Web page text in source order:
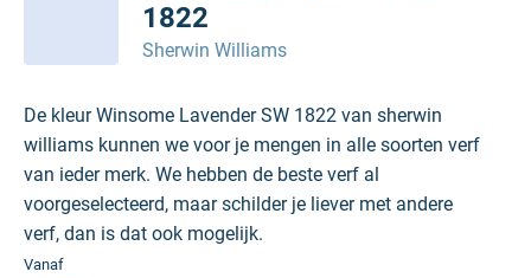
1822
Sherwin Williams
De kleur Winsome Lavender SW 1822 van sherwin
williams kunnen we voor je mengen in alle soorten verf
van ieder merk. We hebben de beste verf al
voorgeselecteerd, maar schilder je liever met andere
verf, dan is dat ook mogelijk.
Vanaf